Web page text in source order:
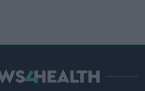
Τα "τυφλά σημεία" στους
τους για την υγεία